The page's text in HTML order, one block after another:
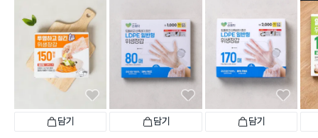
담기 담기 담기